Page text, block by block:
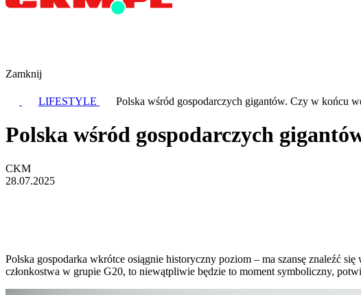
Zamknij
LIFESTYLE Polska wśród gospodarczych gigantów. Czy w końcu
Polska wśród gospodarczych
CKM
28.07.2025
Polska gospodarka wkrótce osiągnie historyczny poziom – ma szansę znaleźć
członkostwa w grupie G20, to niewątpliwie będzie to moment symboliczny,